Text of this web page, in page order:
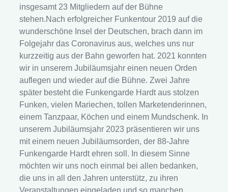
insgesamt 23 Mitgliedern auf der Bühne
stehen.Nach erfolgreicher Funkentour 2019 auf die
wunderschöne Insel der Deutschen, brach dann im
Folgejahr das Coronavirus aus, welches uns nur
kurzzeitig aus der Bahn geworfen hat. 2021 konnten
wir in unserem Jubiläumsjahr einen neuen Orden
auflegen und wieder auf die Bühne. Zwei Jahre
später besteht die Funkengarde Hardt aus stolzen
Funken, vielen Mariechen, tollen Marketenderinnen,
einem Tanzpaar, Köchen und einem Mundschenk. In
unserem Jubiläumsjahr 2023 präsentieren wir uns
mit einem neuen Jubiläumsorden, der 88-Jahre
Funkengarde Hardt ehren soll. In diesem Sinne
möchten wir uns noch einmal bei allen bedanken,
die uns in all den Jahren unterstütz, zu ihren